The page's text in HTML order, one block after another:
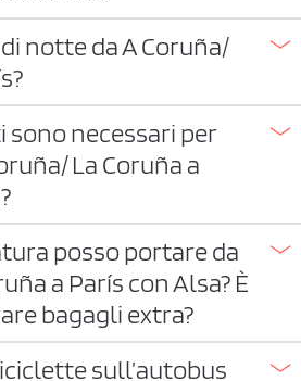
notte da A Coruña/
necessari per
La Coruña a
posso portare da
a París con Alsa? È
bagagli extra?
sull’autobus